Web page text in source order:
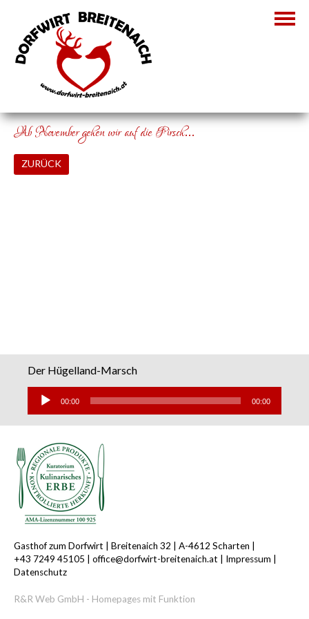
Ab November gehen wir auf die Pirsch…
ZURÜCK
Der Hügelland-Marsch
Audio-
Player
00:00 00:00
Gasthof zum Dorfwirt | Breitenaich 32 | A-4612 Scharten |
+43 7249 45105
office@dorfwirt-breitenaich.at Impressum
Datenschutz
R&R Web GmbH - Homepages mit Funktion